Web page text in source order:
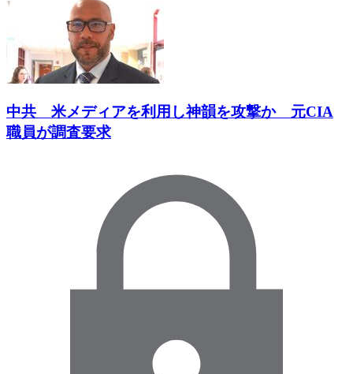
中共 米メディアを利用し神韻を攻撃か 元CIA
職員が調査要求